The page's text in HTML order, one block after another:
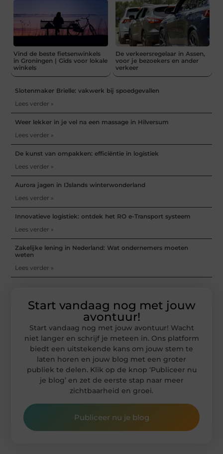
Vind de beste fietsenwinkels
in Groningen | Gids voor lokale
winkels
De verkeersregelaar in Assen,
voor je bezoekers en ander
verkeer
Slotenmaker Brielle: vakwerk bij spoedgevallen
Lees verder »
Weer lekker in je vel na een massage in Hilversum
Lees verder »
De kunst van ompakken: efficiëntie in logistiek
Lees verder »
Aurora jagen in IJslands winterwonderland
Lees verder »
Innovatieve logistiek: ontdek het RO e-Transport systeem
Lees verder »
Zakelijke lening in Nederland: Wat ondernemers moeten
weten
Lees verder »
Start vandaag nog met jouw
avontuur!
Start vandaag nog met jouw avontuur! Wacht
niet langer en schrijf je meteen in. Ons platform
biedt een uitstekende kans om jouw stem te
laten horen en jouw blog met een groter
publiek te delen. Klik op de knop ‘Publiceer nu
je blog’ en zet de eerste stap naar meer
zichtbaarheid en groei.
Publiceer nu je blog